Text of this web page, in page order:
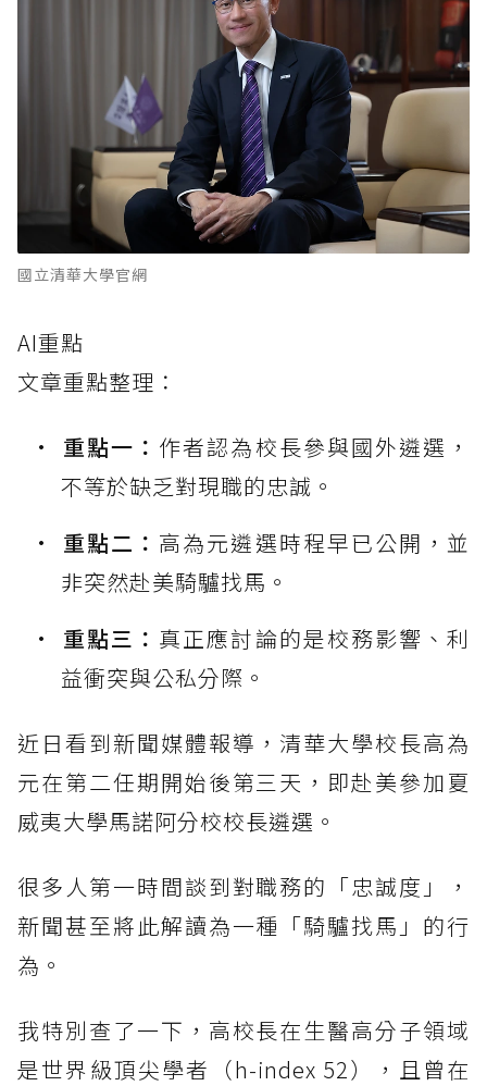
國立清華大學官網
AI重點
文章重點整理：
重點一： 作者認為校長參與國外遴選，
不等於缺乏對現職的忠誠。
重點二： 高為元遴選時程早已公開，並
非突然赴美騎驢找馬。
重點三： 真正應討論的是校務影響、利
益衝突與公私分際。
近日看到新聞媒體報導，清華大學校長高為
元在第二任期開始後第三天，即赴美參加夏
威夷大學馬諾阿分校校長遴選。
很多人第一時間談到對職務的「忠誠度」，
新聞甚至將此解讀為一種「騎驢找馬」的行
為。
我特別查了一下，高校長在生醫高分子領域
是世界級頂尖學者（h-index 52），且曾在